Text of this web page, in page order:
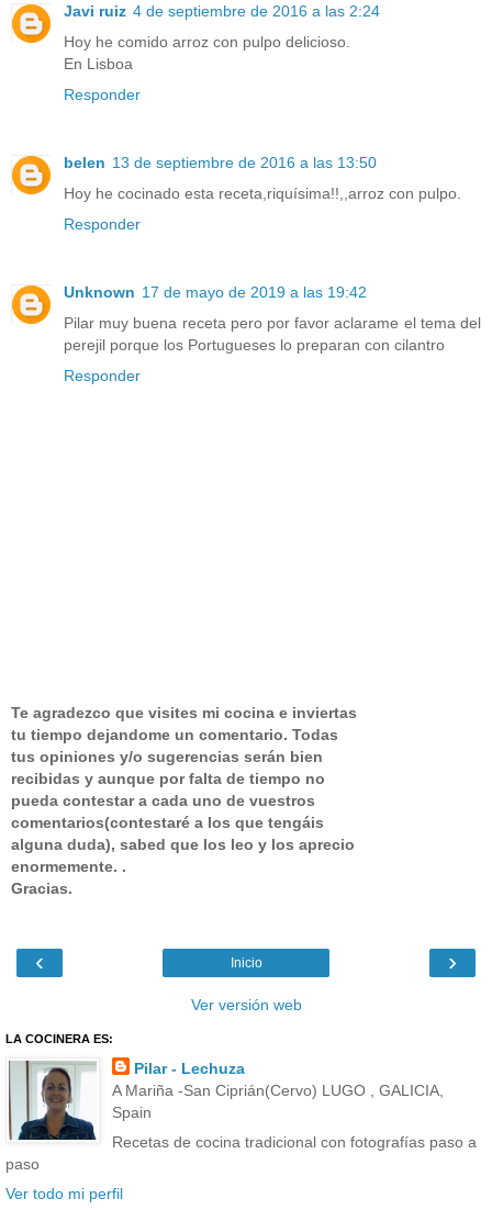
Javi ruiz 4 de septiembre de 2016 a las 2:24
Hoy he comido arroz con pulpo delicioso.
En Lisboa
Responder
belen 13 de septiembre de 2016 a las 13:50
Hoy he cocinado esta receta,riquísima!!,,arroz con pulpo.
Responder
Unknown 17 de mayo de 2019 a las 19:42
Pilar muy buena receta pero por favor aclarame el tema del
perejil porque los Portugueses lo preparan con cilantro
Responder
Te agradezco que visites mi cocina e inviertas
tu tiempo dejandome un comentario. Todas
tus opiniones y/o sugerencias serán bien
recibidas y aunque por falta de tiempo no
pueda contestar a cada uno de vuestros
comentarios(contestaré a los que tengáis
alguna duda), sabed que los leo y los aprecio
enormemente. .
Gracias.
‹ ›
Inicio
Ver versión web
LA COCINERA ES:
Pilar - Lechuza
A Mariña -San Ciprián(Cervo) LUGO , GALICIA,
Spain
Recetas de cocina tradicional con fotografías paso a
paso
Ver todo mi perfil